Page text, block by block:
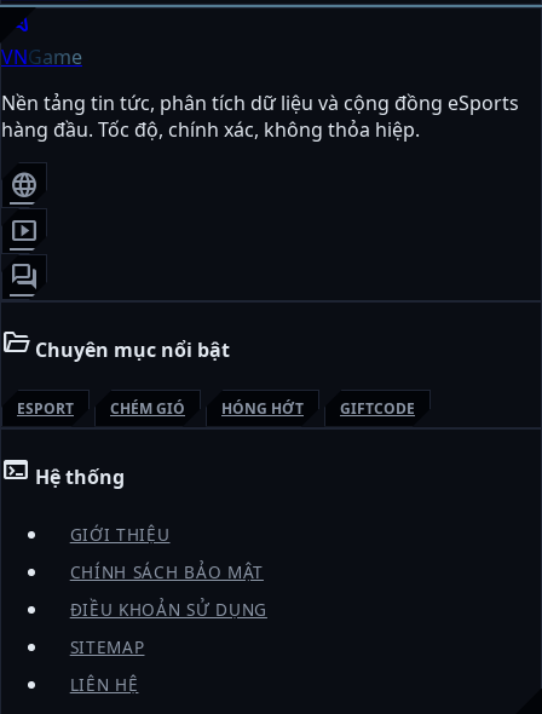
sports_esports
VNGame
Nền tảng tin tức, phân tích dữ liệu và cộng đồng eSports
hàng đầu. Tốc độ, chính xác, không thỏa hiệp.
language
smart_display
forum
folder_open Chuyên mục nổi bật
ESPORT CHÉM GIÓ HÓNG HỚT GIFTCODE
terminal Hệ thống
GIỚI THIỆU
CHÍNH SÁCH BẢO MẬT
ĐIỀU KHOẢN SỬ DỤNG
SITEMAP
LIÊN HỆ